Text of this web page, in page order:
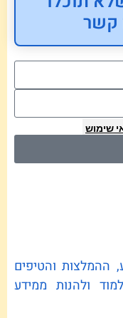
קשר
שימוש
ההמלצות והטיפים
ולהנות ממידע